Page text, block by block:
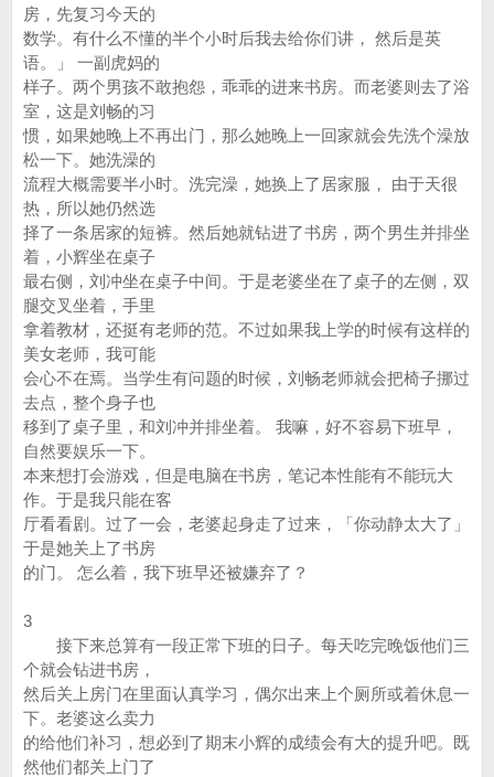
房，先复习今天的
数学。有什么不懂的半个小时后我去给你们讲， 然后是英
语。」 一副虎妈的
样子。两个男孩不敢抱怨，乖乖的进来书房。而老婆则去了浴
室，这是刘畅的习
惯，如果她晚上不再出门，那么她晚上一回家就会先洗个澡放
松一下。她洗澡的
流程大概需要半小时。洗完澡，她换上了居家服， 由于天很
热，所以她仍然选
择了一条居家的短裤。然后她就钻进了书房，两个男生并排坐
着，小辉坐在桌子
最右侧，刘冲坐在桌子中间。于是老婆坐在了桌子的左侧，双
腿交叉坐着，手里
拿着教材，还挺有老师的范。不过如果我上学的时候有这样的
美女老师，我可能
会心不在焉。当学生有问题的时候，刘畅老师就会把椅子挪过
去点，整个身子也
移到了桌子里，和刘冲并排坐着。 我嘛，好不容易下班早，
自然要娱乐一下。
本来想打会游戏，但是电脑在书房，笔记本性能有不能玩大
作。于是我只能在客
厅看看剧。过了一会，老婆起身走了过来，「你动静太大了」
于是她关上了书房
的门。 怎么着，我下班早还被嫌弃了？
3
接下来总算有一段正常下班的日子。每天吃完晚饭他们三
个就会钻进书房，
然后关上房门在里面认真学习，偶尔出来上个厕所或着休息一
下。老婆这么卖力
的给他们补习，想必到了期末小辉的成绩会有大的提升吧。既
然他们都关上门了